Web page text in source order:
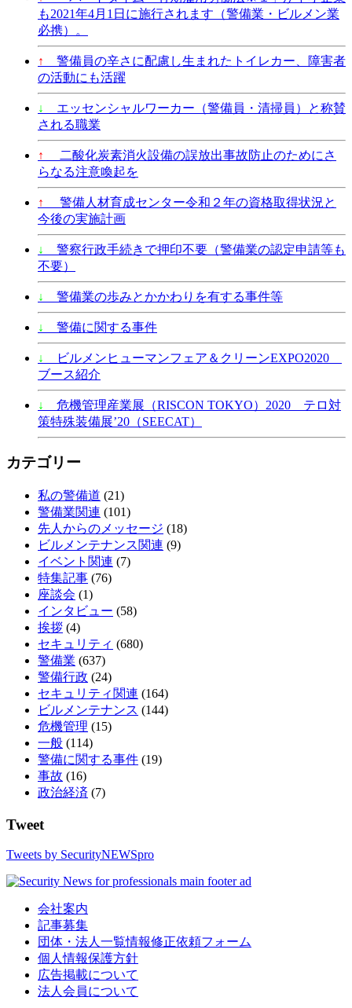
も2021年4月1日に施行されます（警備業・ビルメン業
必携）。
↑
警備員の辛さに配慮し生まれたトイレカー、障害者
の活動にも活躍
↓
エッセンシャルワーカー（警備員・清掃員）と称賛
される職業
↑
二酸化炭素消火設備の誤放出事故防止のためにさ
らなる注意喚起を
↑
警備人材育成センター令和２年の資格取得状況と
今後の実施計画
↓
警察行政手続きで押印不要（警備業の認定申請等も
不要）
↓ 警備業の歩みとかかわりを有する事件等
↓ 警備に関する事件
↓
ビルメンヒューマンフェア＆クリーンEXPO2020
ブース紹介
↓
危機管理産業展（RISCON TOKYO）2020 テロ対
策特殊装備展’20（SEECAT）
カテゴリー
私の警備道 (21)
警備業関連 (101)
先人からのメッセージ (18)
ビルメンテナンス関連 (9)
イベント関連 (7)
特集記事 (76)
座談会 (1)
インタビュー (58)
挨拶 (4)
セキュリティ (680)
警備業 (637)
警備行政 (24)
セキュリティ関連 (164)
ビルメンテナンス (144)
危機管理 (15)
一般 (114)
警備に関する事件 (19)
事故 (16)
政治経済 (7)
Tweet
Tweets by SecurityNEWSpro
会社案内
記事募集
団体・法人一覧情報修正依頼フォーム
個人情報保護方針
広告掲載について
法人会員について